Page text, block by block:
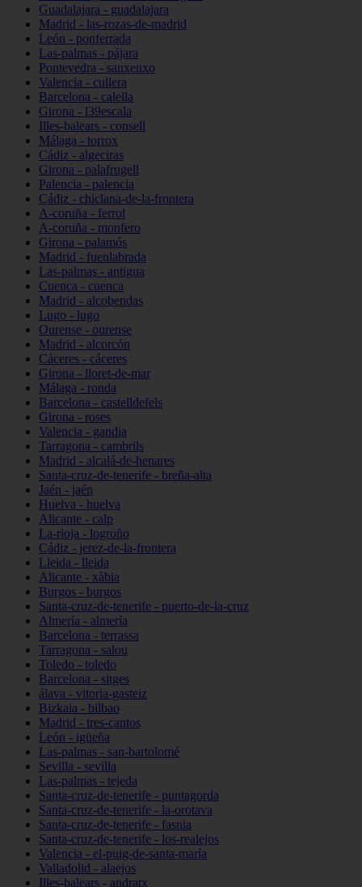
Guadalajara - guadalajara
Madrid - las-rozas-de-madrid
León - ponferrada
Las-palmas - pájara
Pontevedra - sanxenxo
Valencia - cullera
Barcelona - calella
Girona - l39escala
Illes-balears - consell
Málaga - torrox
Cádiz - algeciras
Girona - palafrugell
Palencia - palencia
Cádiz - chiclana-de-la-frontera
A-coruña - ferrol
A-coruña - monfero
Girona - palamós
Madrid - fuenlabrada
Las-palmas - antigua
Cuenca - cuenca
Madrid - alcobendas
Lugo - lugo
Ourense - ourense
Madrid - alcorcón
Cáceres - cáceres
Girona - lloret-de-mar
Málaga - ronda
Barcelona - castelldefels
Girona - roses
Valencia - gandia
Tarragona - cambrils
Madrid - alcalá-de-henares
Santa-cruz-de-tenerife - breña-alta
Jaén - jaén
Huelva - huelva
Alicante - calp
La-rioja - logroño
Cádiz - jerez-de-la-frontera
Lleida - lleida
Alicante - xàbia
Burgos - burgos
Santa-cruz-de-tenerife - puerto-de-la-cruz
Almería - almería
Barcelona - terrassa
Tarragona - salou
Toledo - toledo
Barcelona - sitges
álava - vitoria-gasteiz
Bizkaia - bilbao
Madrid - tres-cantos
León - igüeña
Las-palmas - san-bartolomé
Sevilla - sevilla
Las-palmas - tejeda
Santa-cruz-de-tenerife - puntagorda
Santa-cruz-de-tenerife - la-orotava
Santa-cruz-de-tenerife - fasnia
Santa-cruz-de-tenerife - los-realejos
Valencia - el-puig-de-santa-maría
Valladolid - alaejos
Illes-balears - andratx